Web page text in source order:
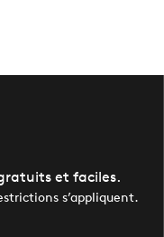
et faciles.
s’appliquent.